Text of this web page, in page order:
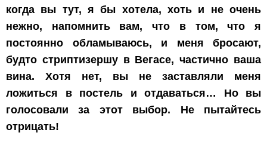
когда вы тут, я бы хотела, хоть и не очень
нежно, напомнить вам, что в том, что я
постоянно обламываюсь, и меня бросают,
будто стриптизершу в Вегасе, частично ваша
вина. Хотя нет, вы не заставляли меня
ложиться в постель и отдаваться… Но вы
голосовали за этот выбор. Не пытайтесь
отрицать!